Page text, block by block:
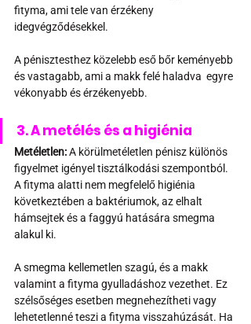
fityma, ami tele van érzékeny
idegvégződésekkel.
A pénisztesthez közelebb eső bőr keményebb
és vastagabb, ami a makk felé haladva  egyre
vékonyabb és érzékenyebb.
3. A metélés és a higiénia
Metéletlen: A körülmetéletlen pénisz különös
figyelmet igényel tisztálkodási szempontból.
A fityma alatti nem megfelelő higiénia
következtében a baktériumok, az elhalt
hámsejtek és a faggyú hatására smegma
alakul ki.
A smegma kellemetlen szagú, és a makk
valamint a fityma gyulladáshoz vezethet. Ez
szélsőséges esetben megnehezítheti vagy
lehetetlenné teszi a fityma visszahúzását. Ha